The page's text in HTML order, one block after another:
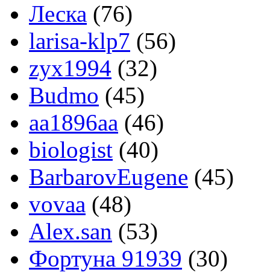
Леска (76)
larisa-klp7 (56)
zyx1994 (32)
Budmo (45)
aa1896aa (46)
biologist (40)
BarbarovEugene (45)
vovaa (48)
Alex.san (53)
Фортуна 91939 (30)